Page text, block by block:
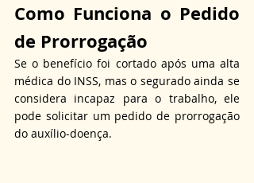
Como Funciona o Pedido
de Prorrogação
Se o benefício foi cortado após uma alta
médica do INSS, mas o segurado ainda se
considera incapaz para o trabalho, ele
pode solicitar um pedido de prorrogação
do auxílio-doença.